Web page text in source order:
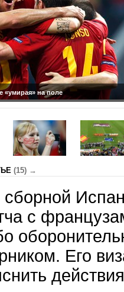
«умирая» на поле
(15) →
с
Его